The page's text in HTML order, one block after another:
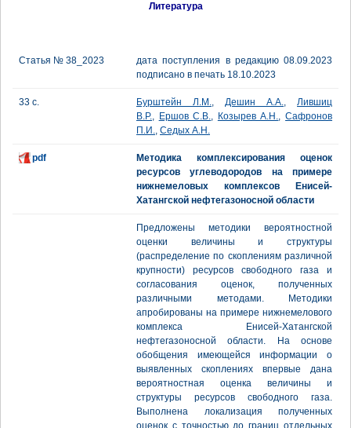
Литература
Статья № 38_2023
дата поступления в редакцию 08.09.2023
подписано в печать 18.10.2023
33 с. Бурштейн Л.М., Дешин А.А., Лившиц
В.Р., Ершов С.В., Козырев А.Н.,Сафронов
П.И., Седых А.Н.
pdf
Методика комплексирования оценок
ресурсов углеводородов на примере
нижнемеловых комплексов Енисей-
Хатангской нефтегазоносной области
Предложены методики вероятностной
оценки величины и структуры
(распределение по скоплениям различной
крупности) ресурсов свободного газа и
согласования оценок, полученных
различными методами. Методики
апробированы на примере нижнемелового
комплекса Енисей-Хатангской
нефтегазоносной области. На основе
обобщения имеющейся информации о
выявленных скоплениях впервые дана
вероятностная оценка величины и
структуры ресурсов свободного газа.
Выполнена локализация полученных
оценок с точностью до границ отдельных